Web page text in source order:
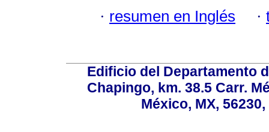
· resumen en Inglés ·
Edificio del Departamento
Chapingo, km. 38.5 Carr.
México, MX,